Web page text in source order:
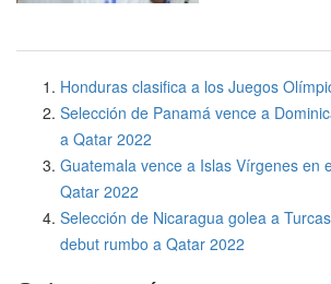
Honduras clasifica a los Juegos
Selección de Panamá vence a
a Qatar 2022
Guatemala vence a Islas Vírgenes en
Qatar 2022
Selección de Nicaragua golea a
debut rumbo a Qatar 2022